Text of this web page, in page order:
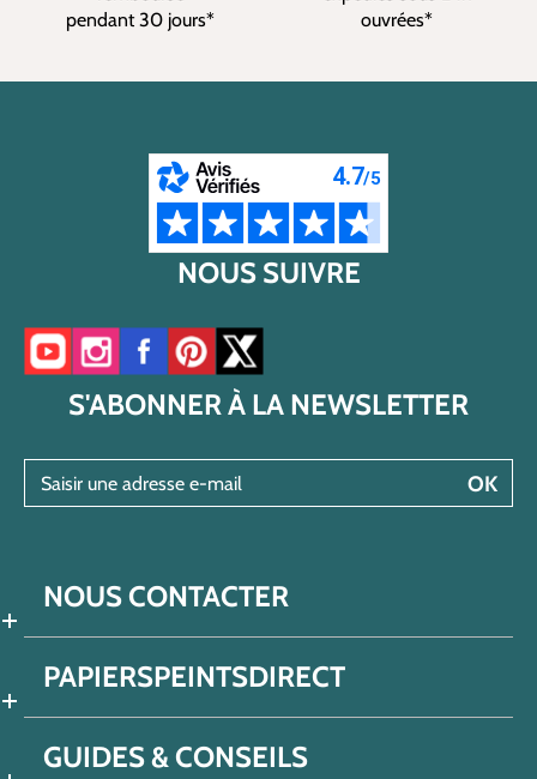
pendant 30 jours*
ouvrées*
NOUS SUIVRE
Accéder à notre chaîne YouTube
Accéder à notre compte Instagram
Accéder à notre page Facebook
Accéder à notre compte Pinterest
Accéder à notre compte Twitter/X
S'ABONNER À LA NEWSLETTER
OK
NOUS CONTACTER
PAPIERSPEINTSDIRECT
GUIDES & CONSEILS